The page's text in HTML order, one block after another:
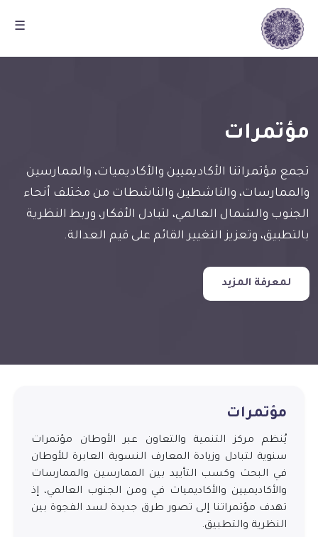
☰
مؤتمرات
تجمع مؤتمراتنا الأكاديميين والأكاديميات، والممارسين
والممارسات، والناشطين والناشطات من مختلف أنحاء
الجنوب والشمال العالمي، لتبادل الأفكار، وربط النظرية
بالتطبيق، وتعزيز التغيير القائم على قيم العدالة.
لمعرفة المزيد
مؤتمرات
يُنظم مركز التنمية والتعاون عبر الأوطان مؤتمرات
سنوية لتبادل وزيادة المعارف النسوية العابرة للأوطان
في البحث وكسب التأييد بين الممارسين والممارسات
والأكاديميين والأكاديميات في ومن الجنوب العالمي، إذ
تهدف مؤتمراتنا إلى تصور طرق جديدة لسد الفجوة بين
النظرية والتطبيق.